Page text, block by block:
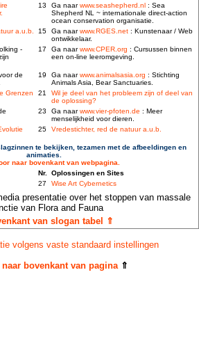
13 Ga naarwww.seashepherd.nl : Sea
Shepherd NL ~ internationale direct-action
ocean conservation organisatie.
a.u.b.
15 Ga naarwww.RGES.net : Kunstenaar / Web
ontwikkelaar.
-
17 Ga naarwww.CPER.org : Cursussen binnen
een on-line leeromgeving.
de
19 Ga naarwww.animalsasia.org : Stichting
Animals Asia, Bear Sanctuaries.
Grenzen
21
Wil je deel van het probleem zijn of deel van
de oplossing?
23 Ga naarwww.vier-pfoten.de : Meer
menselijkheid voor dieren.
25 Vredestichter, red de natuur a.u.b.
te bekijken, tezamen met de afbeeldingen en
animaties.
naar bovenkant van webpagina.
Nr. Oplossingen en Sites
27 Wise Art Cybernetics
presentatie over het stoppen van massale
van Flora and Fauna
van slogan tabel ⇑
volgens vaste standaard instellingen
bovenkant van pagina⇑